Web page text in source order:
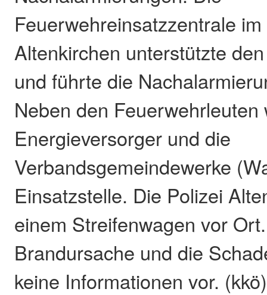
Feuerwehreinsatzzentrale
Altenkirchen unterstützte
und führte die
Neben den Feuerwehrleuten
Energieversorger und die
Verbandsgemeindewerke
Einsatzstelle. Die Polizei
einem Streifenwagen vor
Brandursache und die
keine Informationen vor. (kkö)